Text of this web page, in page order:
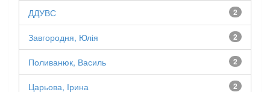
2
ДДУВС
2
Завгородня, Юлія
2
Поливанюк, Василь
2
Царьова, Ірина